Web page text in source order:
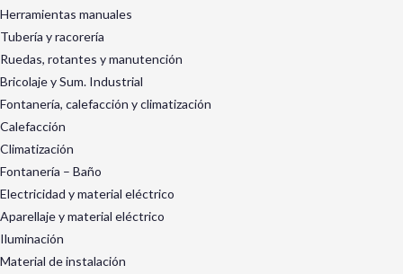
Herramientas manuales
Tubería y racorería
Ruedas, rotantes y manutención
Bricolaje y Sum. Industrial
Fontanería, calefacción y climatización
Calefacción
Climatización
Fontanería – Baño
Electricidad y material eléctrico
Aparellaje y material eléctrico
Iluminación
Material de instalación